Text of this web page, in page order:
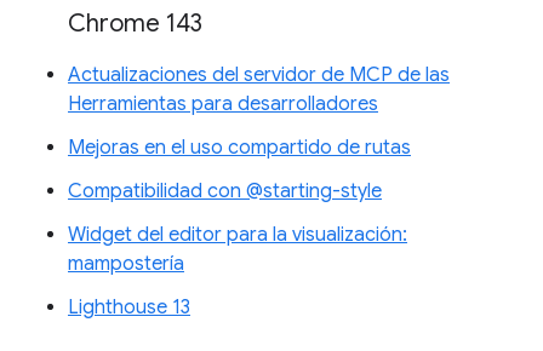
Chrome 143
Actualizaciones del servidor de MCP de las
Herramientas para desarrolladores
Mejoras en el uso compartido de rutas
Compatibilidad con @starting-style
Widget del editor para la visualización:
mampostería
Lighthouse 13